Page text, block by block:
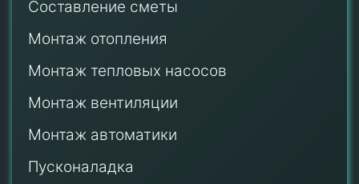
Составление сметы
Монтаж отопления
Монтаж тепловых насосов
Монтаж вентиляции
Монтаж автоматики
Пусконаладка